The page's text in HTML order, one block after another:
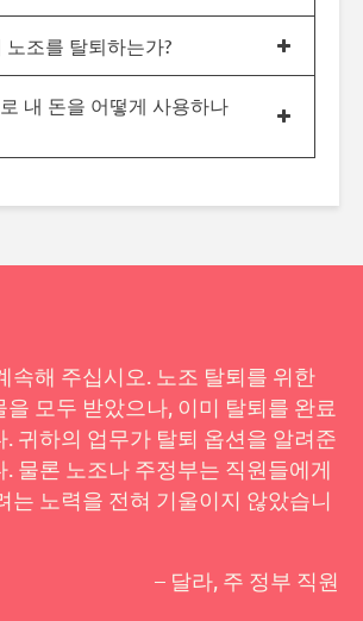
노조를 탈퇴하는가?
내 돈을 어떻게 사용하나
속해 주십시오. 노조 탈퇴를 위한
모두 받았으나, 이미 탈퇴를 완료
귀하의 업무가 탈퇴 옵션을 알려준
물론 노조나 주정부는 직원들에게
는 노력을 전혀 기울이지 않았습니
– 달라, 주 정부 직원